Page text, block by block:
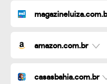
amazon.com.br
casasbahia.com.br